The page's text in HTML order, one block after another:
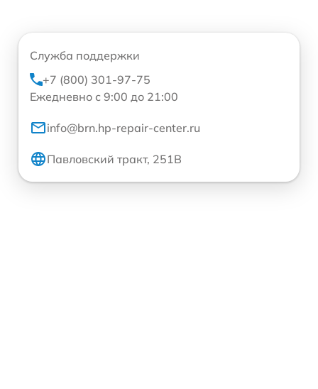
Служба поддержки
+7 (800) 301-97-75
Ежедневно с 9:00 до 21:00
info@brn.hp-repair-center.ru
Павловский тракт, 251В